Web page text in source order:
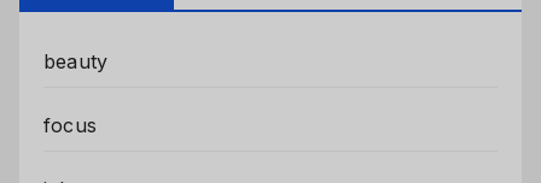
beauty
focus